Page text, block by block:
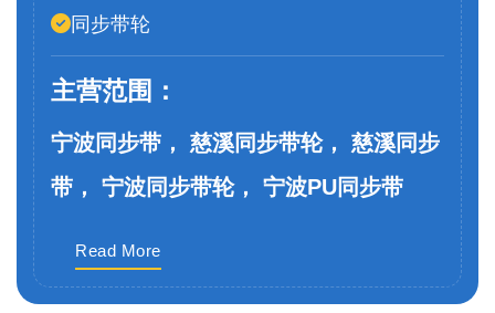
同步带轮
主营范围：
宁波同步带， 慈溪同步带轮， 慈溪同步
带， 宁波同步带轮， 宁波PU同步带
Read More